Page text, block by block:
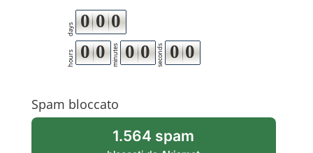
days 0 0 0
hours 0 0 minutes 0 0 seconds 0 0
Spam bloccato
1.564 spam